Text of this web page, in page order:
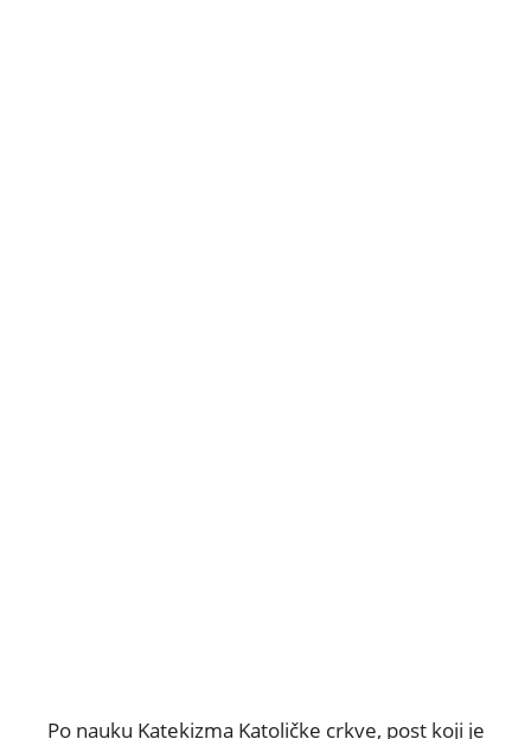
Po nauku Katekizma Katoličke crkve, post koji je